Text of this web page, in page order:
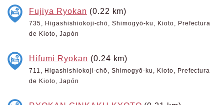
Fujiya Ryokan (0.22 km)
735, Higashishiokoji-chō, Shimogyō-ku, Kioto, Prefectura
de Kioto, Japón
Hifumi Ryokan (0.24 km)
711, Higashishiokoji-chō, Shimogyō-ku, Kioto, Prefectura
de Kioto, Japón